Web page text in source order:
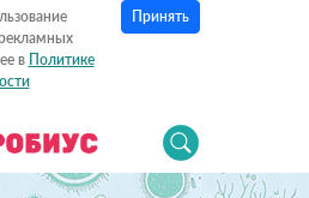
в Политике
Принять